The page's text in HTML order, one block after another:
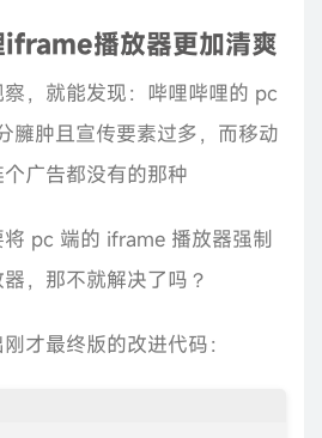
iframe播放器更加清爽
，就能发现：哔哩哔哩的 pc
臃肿且宣传要素过多，而移动
个广告都没有的那种
pc 端的 iframe 播放器强制
，那不就解决了吗？
才最终版的改进代码：